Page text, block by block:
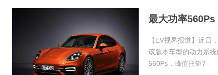
最大功率
【EV视界报道】近日
该版本车型的动力系
560Ps，峰值扭矩7